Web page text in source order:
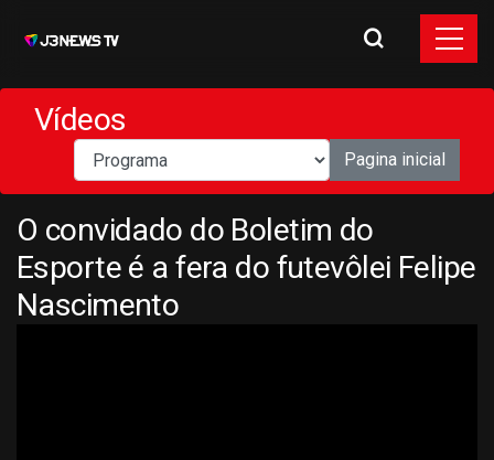
Vídeos
Pagina inicial
O convidado do Boletim do
Esporte é a fera do futevôlei Felipe
Nascimento